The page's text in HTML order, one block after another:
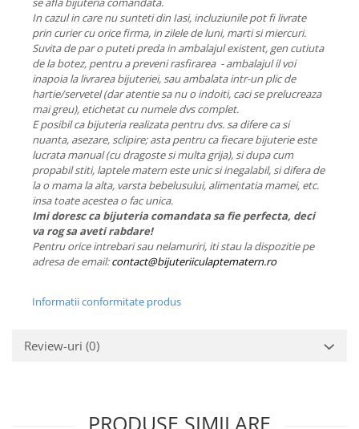
In cazul in care nu sunteti din Iasi, incluziunile pot fi livrate
prin curier cu orice firma, in zilele de luni, marti si miercuri.
Suvita de par o puteti preda in ambalajul existent, gen cutiuta
de la botez, pentru a preveni rasfirarea - ambalajul il voi
inapoia la livrarea bijuteriei, sau ambalata intr-un plic de
hartie/servetel (dar atentie sa nu o indoiti, caci se prelucreaza
mai greu), etichetat cu numele dvs complet.
E posibil ca bijuteria realizata pentru dvs. sa difere ca si
nuanta, asezare, sclipire; asta pentru ca fiecare bijuterie este
lucrata manual (cu dragoste si multa grija), si dupa cum
propabil stiti, laptele matern este unic si inegalabil, si difera de
la o mama la alta, varsta bebelusului, alimentatia mamei, etc.
insa toate acestea o fac unica.
Imi doresc ca bijuteria comandata sa fie perfecta, deci
va rog sa aveti rabdare!
Pentru orice intrebari sau nelamuriri, iti stau la dispozitie pe
adresa de email:contact@bijuteriiculaptematern.ro
Informatii conformitate produs
Review-uri (0)